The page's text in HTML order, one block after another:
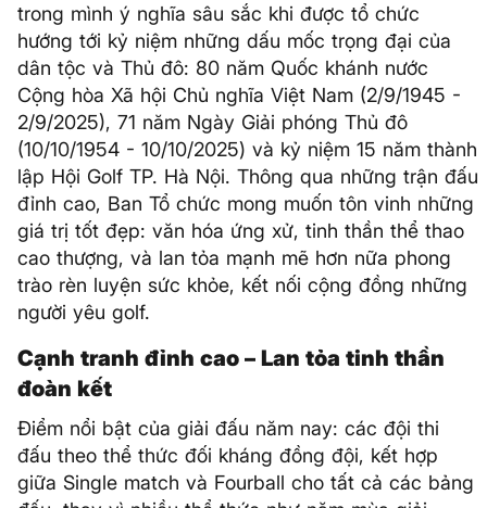
trong mình ý nghĩa sâu sắc khi được tổ chức
hướng tới kỷ niệm những dấu mốc trọng đại của
dân tộc và Thủ đô: 80 năm Quốc khánh nước
Cộng hòa Xã hội Chủ nghĩa Việt Nam (2/9/1945 -
2/9/2025), 71 năm Ngày Giải phóng Thủ đô
(10/10/1954 - 10/10/2025) và kỷ niệm 15 năm thành
lập Hội Golf TP. Hà Nội. Thông qua những trận đấu
đỉnh cao, Ban Tổ chức mong muốn tôn vinh những
giá trị tốt đẹp: văn hóa ứng xử, tinh thần thể thao
cao thượng, và lan tỏa mạnh mẽ hơn nữa phong
trào rèn luyện sức khỏe, kết nối cộng đồng những
người yêu golf.
Cạnh tranh đỉnh cao – Lan tỏa tinh thần
đoàn kết
Điểm nổi bật của giải đấu năm nay: các đội thi
đấu theo thể thức đối kháng đồng đội, kết hợp
giữa Single match và Fourball cho tất cả các bảng